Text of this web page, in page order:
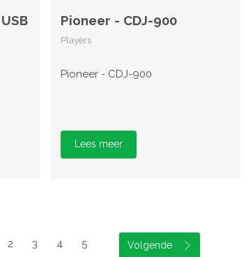
Pioneer - CDJ-900
Players
Pioneer - CDJ-900
Lees meer
2 3 4 5